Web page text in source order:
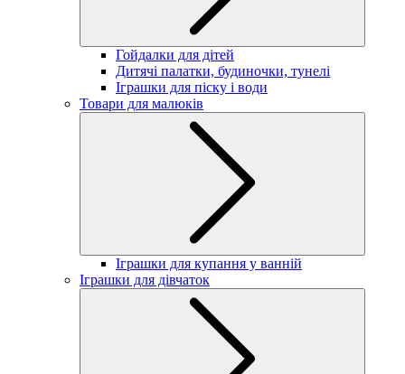
Гойдалки для дітей
Дитячі палатки, будиночки, тунелі
Іграшки для піску і води
Товари для малюків
Іграшки для купання у ванній
Іграшки для дівчаток